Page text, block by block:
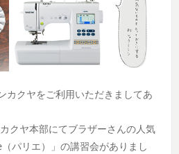
クヤをご利用いただきましてあ
クヤ本部にてブラザーさんの人気
パリエ）」の講習会がありまし